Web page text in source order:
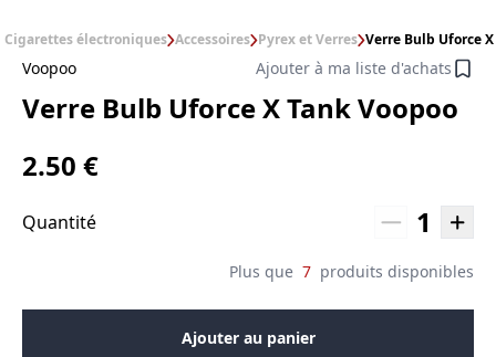
Cigarettes électroniques Accessoires Pyrex et Verres Verre Bulb Uforce
Voopoo Ajouter à ma liste d'achats
Verre Bulb Uforce X Tank Voopoo
2.50 €
Quantité 1
Plus que 7 produits disponibles
Ajouter au panier